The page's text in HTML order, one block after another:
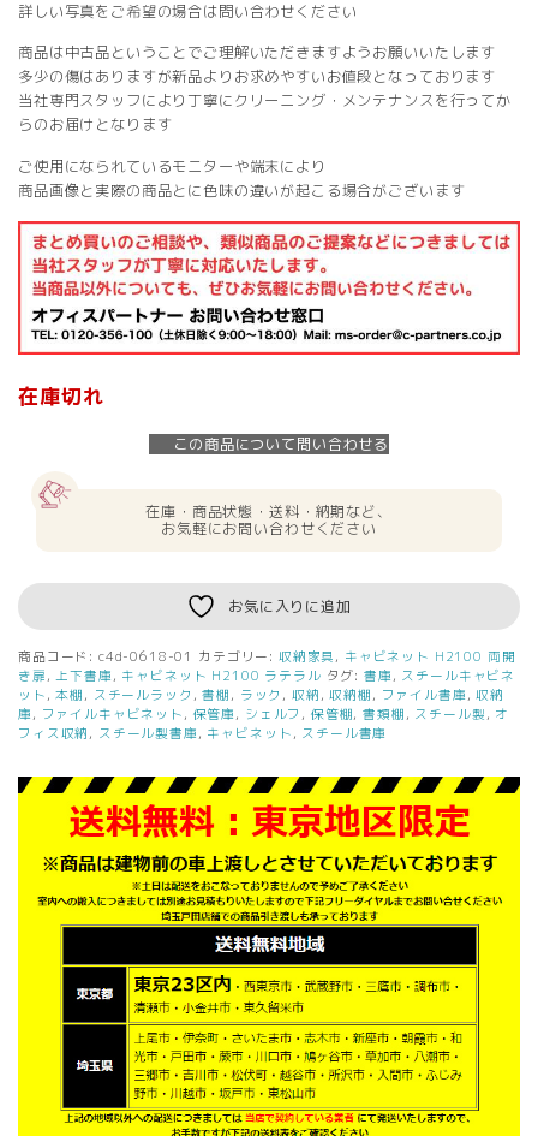
詳しい写真をご希望の場合は問い合わせください
商品は中古品ということでご理解いただきますようお願いいたします
多少の傷はありますが新品よりお求めやすいお値段となっております
当社専門スタッフにより丁寧にクリーニング・メンテナンスを行ってか
らのお届けとなります
ご使用になられているモニターや端末により
商品画像と実際の商品とに色味の違いが起こる場合がございます
在庫切れ
この商品について問い合わせる
在庫・商品状態・送料・納期など、
お気軽にお問い合わせください
お気に入りに追加
商品コード: c4d-0618-01 カテゴリー: 収納家具 , キャビネット H2100 両開
き扉 ,上下書庫, キャビネット H2100 ラテラル タグ: 書庫, スチールキャビネ
ット ,本棚 , スチールラック ,書棚 , ラック , 収納 ,収納棚 , ファイル書庫,収納
庫, ファイルキャビネット , 保管庫, シェルフ , 保管棚,書類棚 , スチール製 , オ
フィス収納 , スチール製書庫, キャビネット , スチール書庫